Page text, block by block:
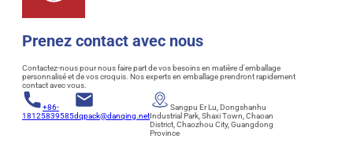
Prenez contact avec nous
Contactez-nous pour nous faire part de vos besoins en matière d'emballage
personnalisé et de vos croquis. Nos experts en emballage prendront rapidement
contact avec vous.
+86-
18125839585dqpack@danqing.net
Sangpu Er Lu, Dongshanhu
Industrial Park, Shaxi Town, Chaoan
District, Chaozhou City, Guangdong
Province